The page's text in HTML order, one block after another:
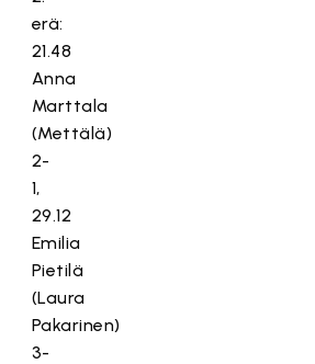
erä:
21.48
Anna
Marttala
(Mettälä)
2-
1,
29.12
Emilia
Pietilä
(Laura
Pakarinen)
3-